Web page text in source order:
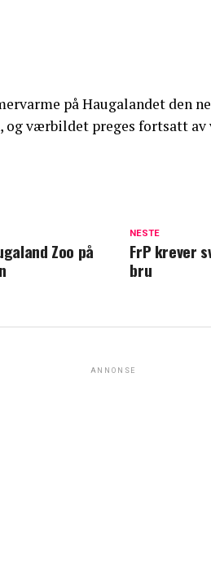
på Haugalandet den
værbildet preges fortsatt av
NESTE
FrP krever
bru
Zoo på
ANNONSE